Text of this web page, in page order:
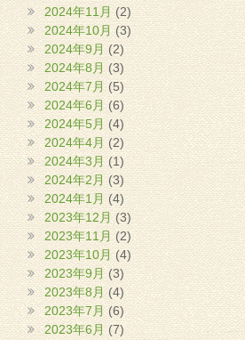
2024年11月 (2)
2024年10月 (3)
2024年9月 (2)
2024年8月 (3)
2024年7月(5)
2024年6月(6)
2024年5月 (4)
2024年4月 (2)
2024年3月 (1)
2024年2月 (3)
2024年1月(4)
2023年12月 (3)
2023年11月 (2)
2023年10月(4)
2023年9月(3)
2023年8月 (4)
2023年7月 (6)
2023年6月 (7)